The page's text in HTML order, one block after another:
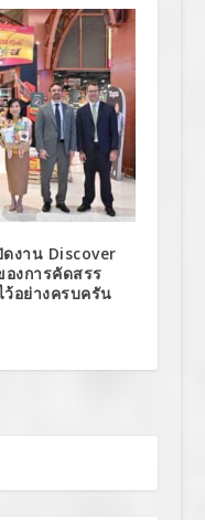
งาน Discover
งการคัดสรร
อย่างครบครัน